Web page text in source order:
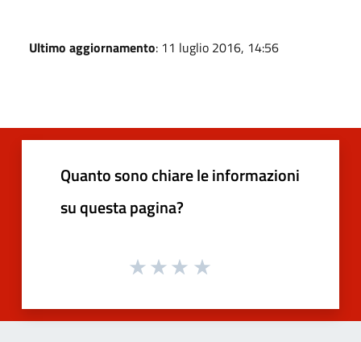
Ultimo aggiornamento: 11 luglio 2016, 14:56
Quanto sono chiare le informazioni
su questa pagina?